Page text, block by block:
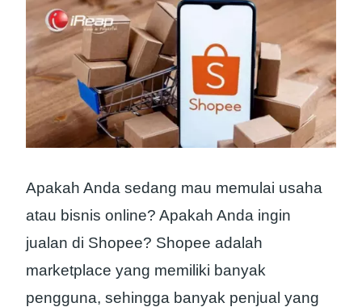
Apakah Anda sedang mau memulai usaha
atau bisnis online? Apakah Anda ingin
jualan di Shopee? Shopee adalah
marketplace yang memiliki banyak
pengguna, sehingga banyak penjual yang